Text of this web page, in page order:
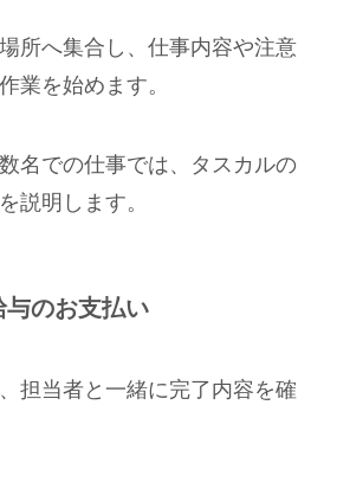
所へ集合し、仕事内容や注意
業を始めます。
名での仕事では、タスカルの
説明します。
のお支払い
担当者と一緒に完了内容を確